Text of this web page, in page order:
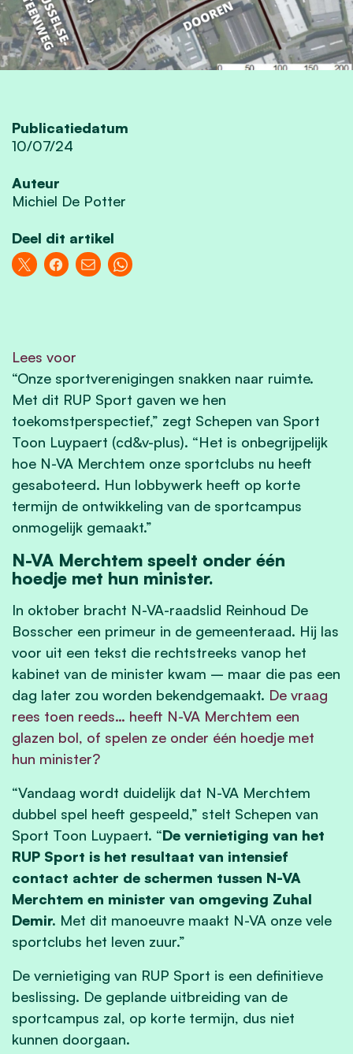
Publicatiedatum
10/07/24
Auteur
Michiel De Potter
Deel dit artikel
Lees voor
“Onze sportverenigingen snakken naar ruimte.
Met dit RUP Sport gaven we hen
toekomstperspectief,” zegt Schepen van Sport
Toon Luypaert (cd&v-plus). “Het is onbegrijpelijk
hoe N-VA Merchtem onze sportclubs nu heeft
gesaboteerd. Hun lobbywerk heeft op korte
termijn de ontwikkeling van de sportcampus
onmogelijk gemaakt.”
N-VA Merchtem speelt onder één
hoedje met hun minister.
In oktober bracht N-VA-raadslid Reinhoud De
Bosscher een primeur in de gemeenteraad. Hij las
voor uit een tekst die rechtstreeks vanop het
kabinet van de minister kwam – maar die pas een
dag later zou worden bekendgemaakt. De vraag
rees toen reeds… heeft N-VA Merchtem een
glazen bol, of spelen ze onder één hoedje met
hun minister?
“Vandaag wordt duidelijk dat N-VA Merchtem
dubbel spel heeft gespeeld,” stelt Schepen van
Sport Toon Luypaert. “De vernietiging van het
RUP Sport is het resultaat van intensief
contact achter de schermen tussen N-VA
Merchtem en minister van omgeving Zuhal
Demir. Met dit manoeuvre maakt N-VA onze vele
sportclubs het leven zuur.”
De vernietiging van RUP Sport is een definitieve
beslissing. De geplande uitbreiding van de
sportcampus zal, op korte termijn, dus niet
kunnen doorgaan.